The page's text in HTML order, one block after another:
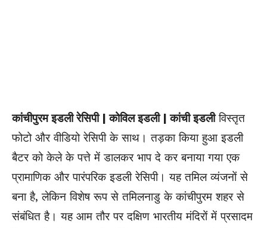
कांचीपुरम इडली रेसिपी | कोविल इडली | कांची इडलीविस्तृत
फोटो और वीडियो रेसिपी के साथ। तड़का किया हुआ इडली
बैटर को केले के पत्ते में डालकर भाप दे कर बनाया गया एक
प्रामाणिक और पारंपरिक इडली रेसिपी। यह तमिल व्यंजनों से
बना है, लेकिन विशेष रूप से तमिलनाडु के कांचीपुरम शहर से
संबंधित है। यह आम तौर पर दक्षिण भारतीय मंदिरों में प्रसादम